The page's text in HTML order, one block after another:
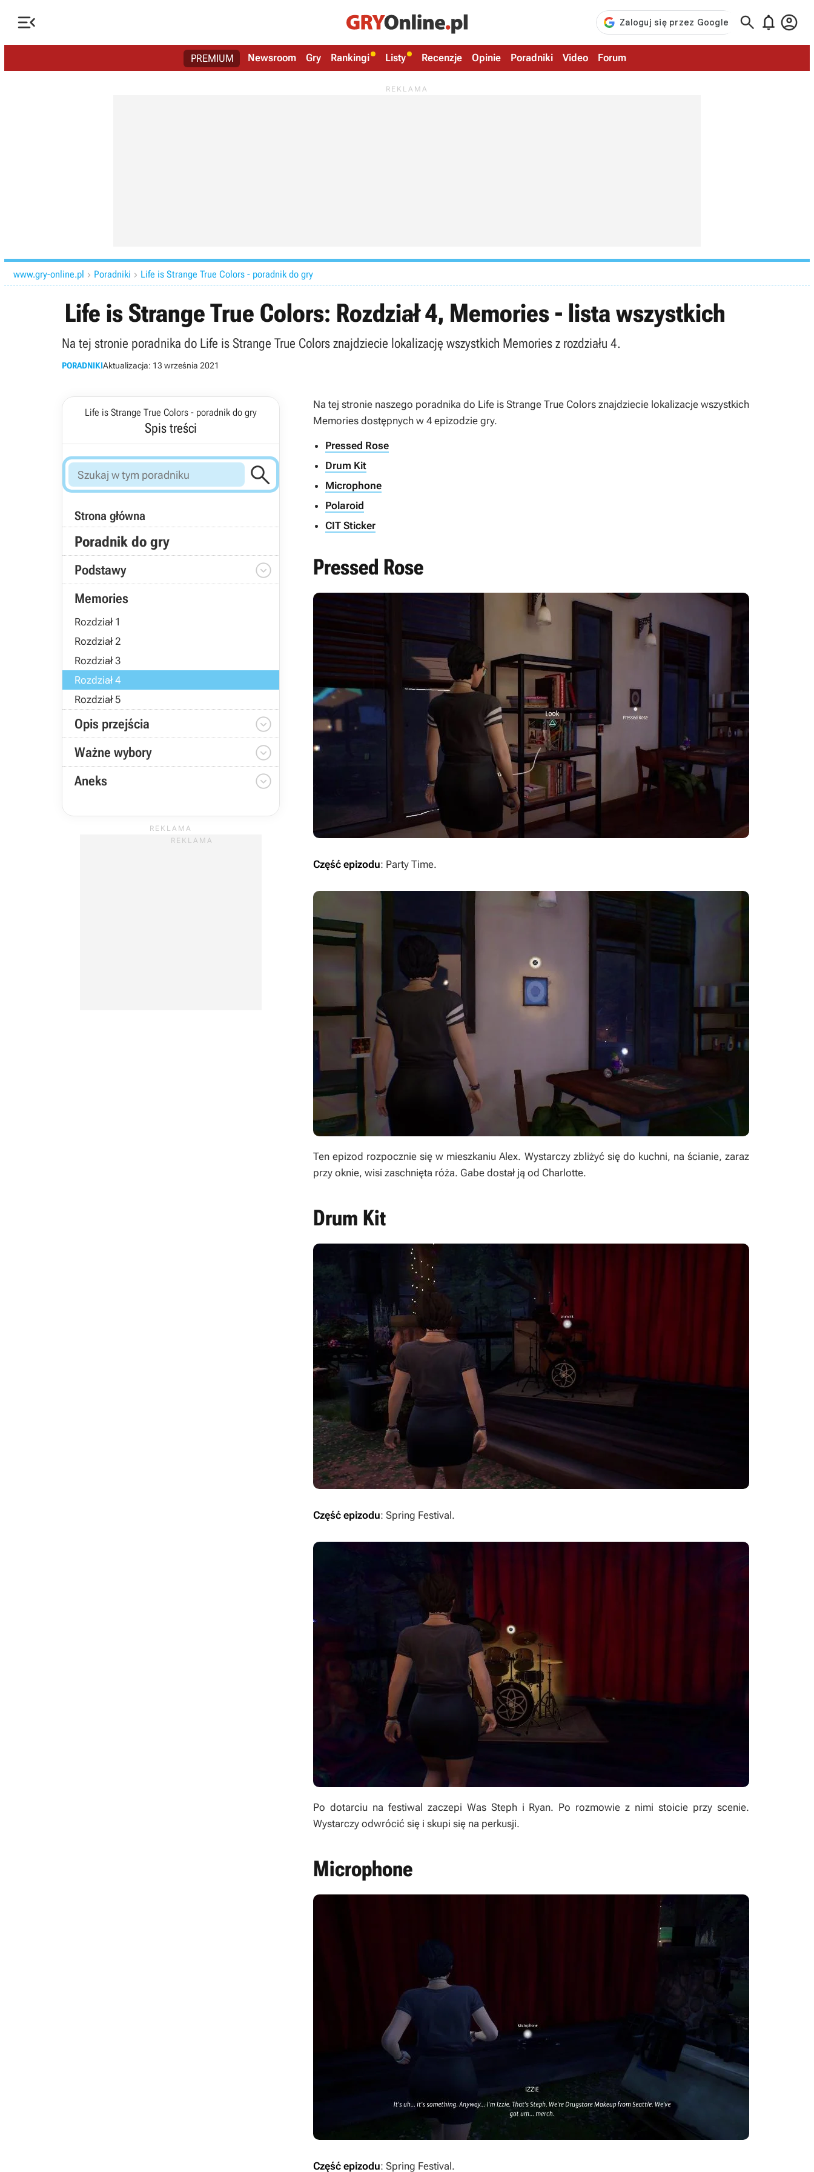
   
PREMIUM Newsroom Gry Rankingi Listy Recenzje Opinie Poradniki Video Forum
www.gry-online.pl  Poradniki  Life is Strange True Colors - poradnik do gry
Life is Strange True Colors: Rozdział 4, Memories - lista wszystkich
Na tej stronie poradnika do Life is Strange True Colors znajdziecie lokalizację wszystkich Memories z rozdziału 4.
PORADNIKIAktualizacja: 13 września 2021
Life is Strange True Colors - poradnik do gry
Spis treści

Strona główna
Poradnik do gry
Podstawy 
Memories
Rozdział 1
Rozdział 2
Rozdział 3
Rozdział 4
Rozdział 5
Opis przejścia 
Ważne wybory 
Aneks 
Na tej stronie naszego poradnika do Life is Strange True Colors znajdziecie lokalizacje wszystkich
Memories dostępnych w 4 epizodzie gry.
Pressed Rose
Drum Kit
Microphone
Polaroid
CIT Sticker
Pressed Rose
Część epizodu: Party Time.
Ten epizod rozpocznie się w mieszkaniu Alex. Wystarczy zbliżyć się do kuchni, na ścianie, zaraz
przy oknie, wisi zaschnięta róża. Gabe dostał ją od Charlotte.
Drum Kit
Część epizodu: Spring Festival.
Po dotarciu na festiwal zaczepi Was Steph i Ryan. Po rozmowie z nimi stoicie przy scenie.
Wystarczy odwrócić się i skupi się na perkusji.
Microphone
Część epizodu: Spring Festival.